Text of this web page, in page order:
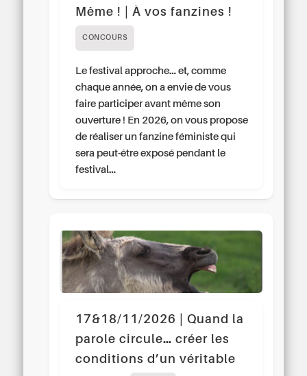
Même ! | À vos fanzines !
CONCOURS
Le festival approche… et, comme
chaque année, on a envie de vous
faire participer avant même son
ouverture ! En 2026, on vous propose
de réaliser un fanzine féministe qui
sera peut-être exposé pendant le
festival…
17&18/11/2026 | Quand la
parole circule… créer les
conditions d’un véritable